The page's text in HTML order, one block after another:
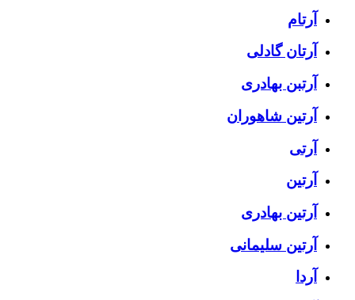
آرتام
آرتان گادلی
آرتبن بهادری
آرتين شاهوران
آرتی
آرتین
آرتین بهادری
آرتین سلیمانی
آردا